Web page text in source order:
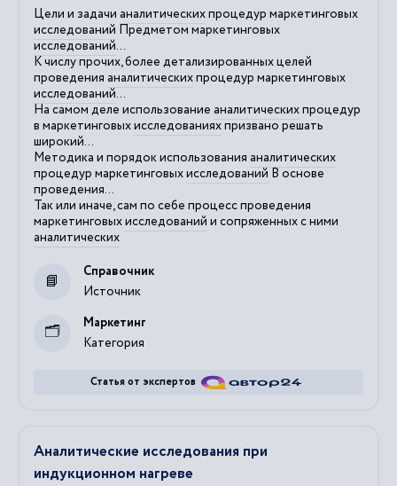
Цели и задачи аналитическихпроцедур маркетинговых
исследований Предметом маркетинговых
исследований...
К числу прочих, более детализированных целей
проведения аналитическихпроцедур маркетинговых
исследований...
На самом деле использование аналитическихпроцедур
в маркетинговыхисследованияхпризвано решать
широкий...
Методика и порядок использования аналитических
процедур маркетинговыхисследованийВ основе
проведения...
Так или иначе, сам по себе процесс проведения
маркетинговыхисследований и сопряженных с ними
аналитических
Источник
Справочник
Категория
Маркетинг
Статья от экспертов
Аналитические исследования при
индукционном нагреве